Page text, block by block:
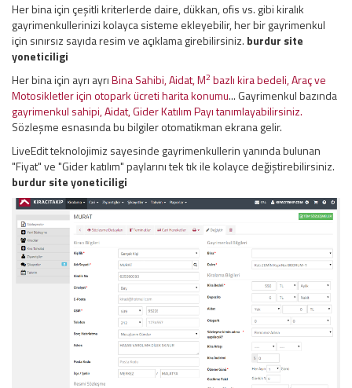
Her bina için çeşitli kriterlerde daire, dükkan, ofis vs. gibi kiralık
gayrimenkullerinizi kolayca sisteme ekleyebilir, her bir gayrimenkul
için sınırsız sayıda resim ve açıklama girebilirsiniz. burdur site
yoneticiligi
Her bina için ayrı ayrıBina Sahibi, Aidat, M2 bazlı kira bedeli, Araç ve
Motosikletler için otopark ücreti harita konumu... Gayrimenkul bazında
gayrimenkul sahipi, Aidat, Gider Katılım Payı tanımlayabilirsiniz.
Sözleşme esnasında bu bilgiler otomatikman ekrana gelir.
LiveEdit teknolojimiz sayesinde gayrimenkullerin yanında bulunan
"Fiyat" ve "Gider katılım" paylarını tek tık ile kolayce değiştirebilirsiniz.
burdur site yoneticiligi